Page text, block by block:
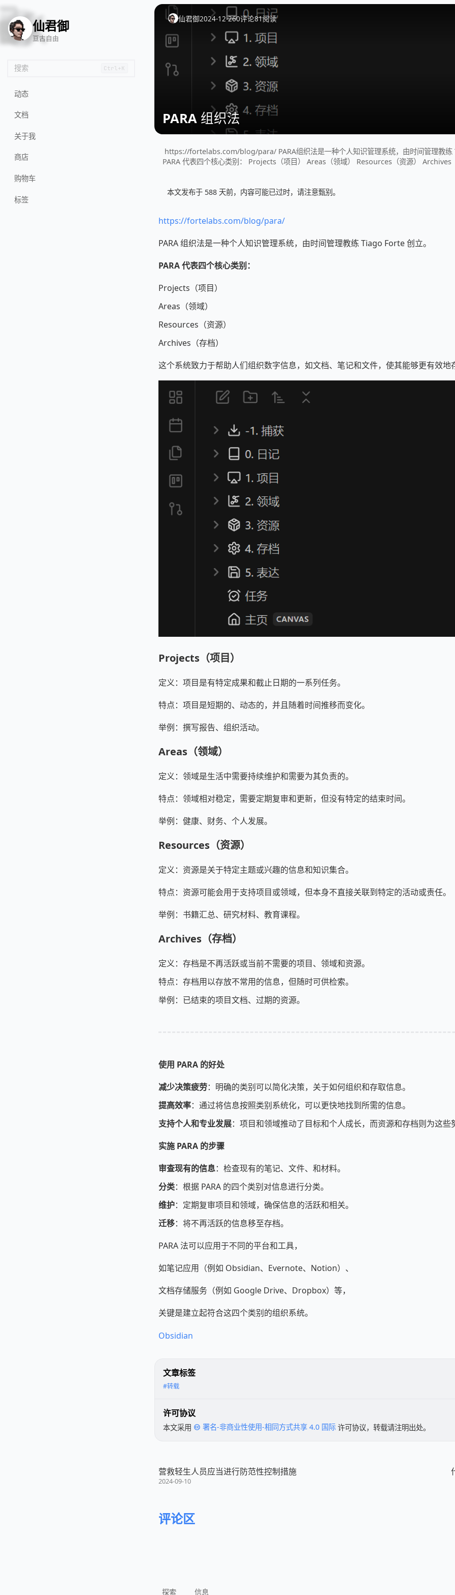
🔞
🛠️仙君御
亘古自由
搜索 Ctrl+K
动态
文档
关于我
商店
购物车
标签
仙君御2024-12-260评论81阅读
PARA 组织法
https://fortelabs.com/blog/para/ PARA组织法是一种个人知识管理系统，由时间管理教练
PARA 代表四个核心类别： Projects（项目） Areas（领域） Resources（资源） Archives
本文发布于 588 天前，内容可能已过时，请注意甄别。
https://fortelabs.com/blog/para/
PARA 组织法是一种个人知识管理系统，由时间管理教练 Tiago Forte 创立。
PARA 代表四个核心类别：
Projects（项目）
Areas（领域）
Resources（资源）
Archives（存档）
这个系统致力于帮助人们组织数字信息，如文档、笔记和文件，使其能够更有效地
Projects（项目）
定义：项目是有特定成果和截止日期的一系列任务。
特点：项目是短期的、动态的，并且随着时间推移而变化。
举例：撰写报告、组织活动。
Areas（领域）
定义：领域是生活中需要持续维护和需要为其负责的。
特点：领域相对稳定，需要定期复审和更新，但没有特定的结束时间。
举例：健康、财务、个人发展。
Resources（资源）
定义：资源是关于特定主题或兴趣的信息和知识集合。
特点：资源可能会用于支持项目或领域，但本身不直接关联到特定的活动或责任。
举例：书籍汇总、研究材料、教育课程。
Archives（存档）
定义：存档是不再活跃或当前不需要的项目、领域和资源。
特点：存档用以存放不常用的信息，但随时可供检索。
举例：已结束的项目文档、过期的资源。
使用 PARA 的好处
减少决策疲劳：明确的类别可以简化决策，关于如何组织和存取信息。
提高效率：通过将信息按照类别系统化，可以更快地找到所需的信息。
支持个人和专业发展：项目和领域推动了目标和个人成长，而资源和存档则为这些
实施 PARA 的步骤
审查现有的信息：检查现有的笔记、文件、和材料。
分类：根据 PARA 的四个类别对信息进行分类。
维护：定期复审项目和领域，确保信息的活跃和相关。
迁移：将不再活跃的信息移至存档。
PARA 法可以应用于不同的平台和工具，
如笔记应用（例如 Obsidian、Evernote、Notion）、
文档存储服务（例如 Google Drive、Dropbox）等，
关键是建立起符合这四个类别的组织系统。
Obsidian
文章标签
#转载
许可协议
本文采用 署名-非商业性使用-相同方式共享 4.0 国际 许可协议，转载请注明出处。
营救轻生人员应当进行防范性控制措施
2024-09-10
评论区
探索 信息